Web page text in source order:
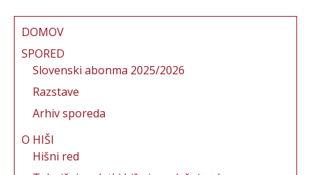
e
b
o
o
k
tel rere
DOMOV
SPORED
Slovenski abonma 2025/2026
Razstave
Arhiv sporeda
O HIŠI
Hišni red